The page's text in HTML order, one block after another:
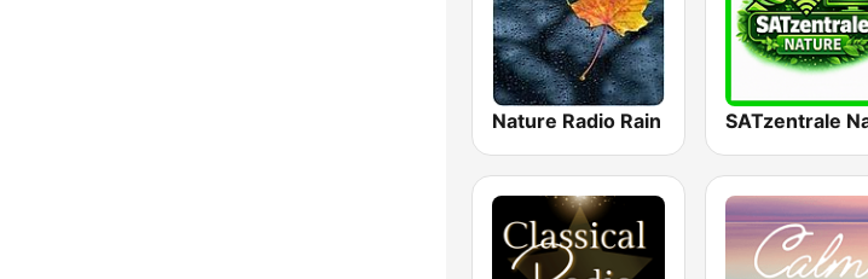
Nature Radio Rain